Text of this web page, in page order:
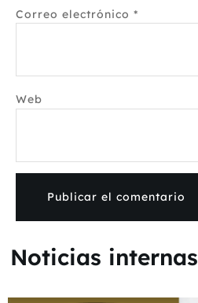
Correo electrónico *
Web
Noticias internas